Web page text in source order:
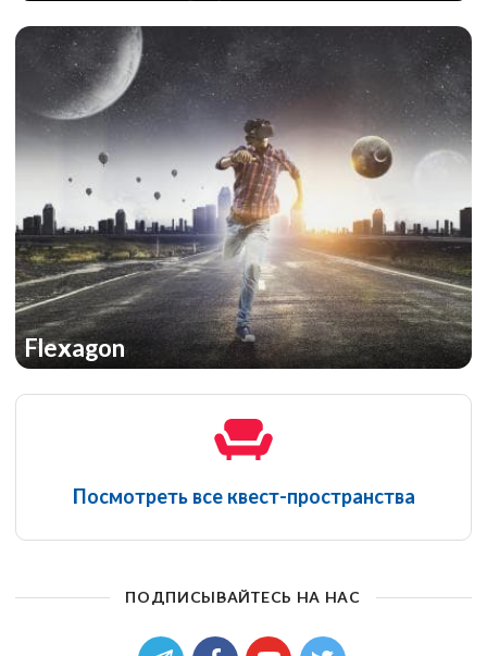
Flexagon
Посмотреть все квест-пространства
ПОДПИСЫВАЙТЕСЬ НА НАС